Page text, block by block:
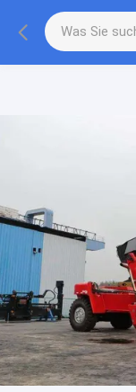
gtag('config', 'G-